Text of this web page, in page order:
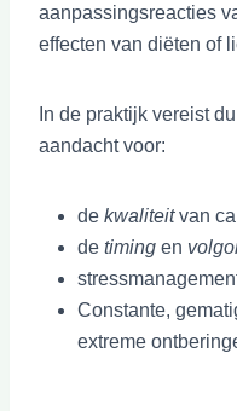
aanpassingsreacties
effecten van diëten of
In de praktijk vereist
aandacht voor:
de kwaliteitvan
de timing en
Constante,
extreme